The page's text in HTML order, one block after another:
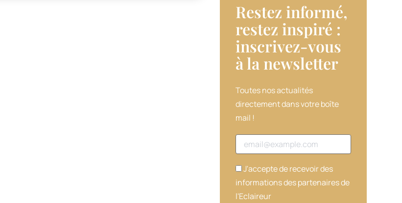
Restez informé,
restez inspiré :
inscrivez-vous
à la newsletter​
Toutes nos actualités
directement dans votre boîte
mail !
Adresse email
J'accepte de recevoir des
informations des partenaires de
l'Eclaireur